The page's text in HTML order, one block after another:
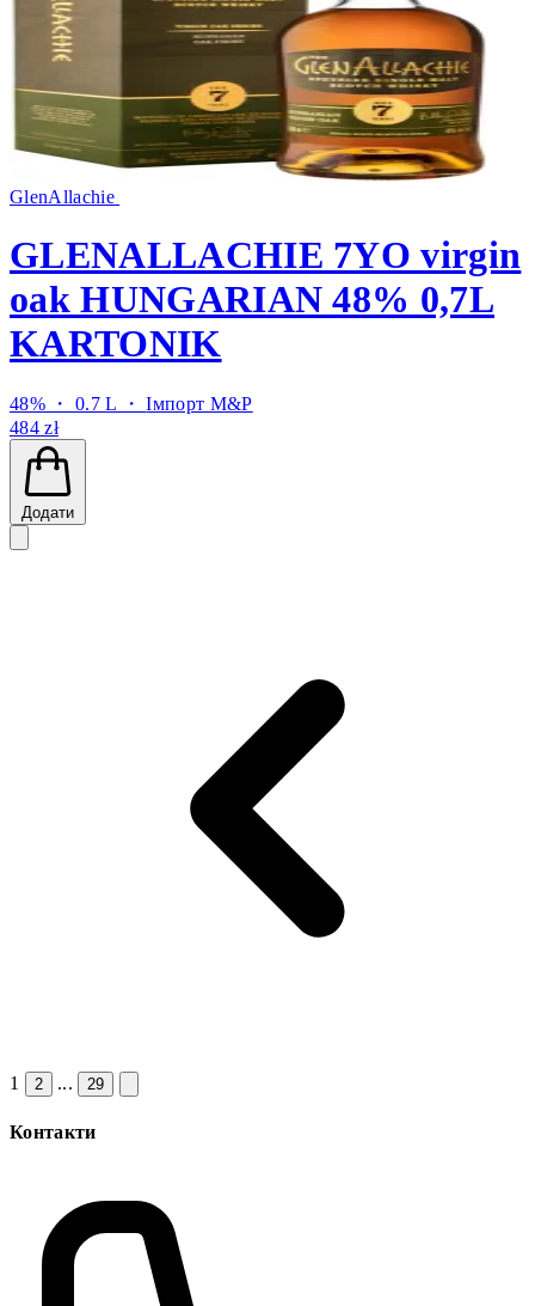
GlenAllachie
GLENALLACHIE 7YO virgin
oak HUNGARIAN 48% 0,7L
KARTONIK
48% ・ 0.7 L ・Імпорт M&P
484 zł
Додати
1 2 ... 29
Контакти